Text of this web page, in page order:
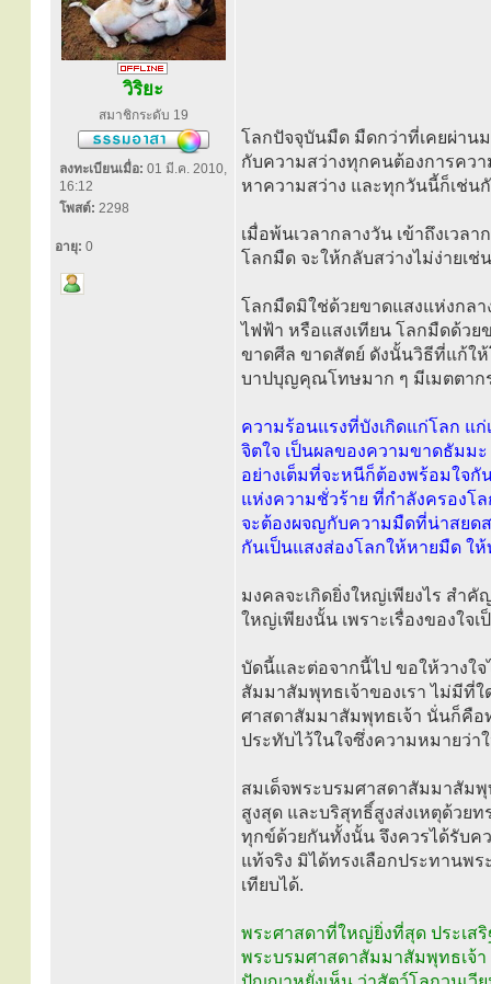
วิริยะ
สมาชิกระดับ 19
ลงทะเบียนเมื่อ: 01 มี.ค. 2010,
16:12
โพสต์: 2298
อายุ: 0
โลกปัจจุบันมืด มืดกว่าที่เคยผ่าน
กับความสว่างทุกคนต้องการคว
หาความสว่าง และทุกวันนี้ก็เช่น
เมื่อพ้นเวลากลางวัน เข้าถึงเว
โลกมืด จะให้กลับสว่างไม่ง่ายเช่
โลกมืดมิใช่ด้วยขาดแสงแห่งกล
ไฟฟ้า หรือแสงเทียน โลกมืดด้ว
ขาดศีล ขาดสัตย์ ดังนั้นวิธีที่แก้ใ
บาปบุญคุณโทษมาก ๆ มีเมตตาก
ความร้อนแรงที่บังเกิดแก่โลก แ
จิตใจ เป็นผลของความขาดธัมม
อย่างเต็มที่จะหนีก็ต้องพร้อมใจ
แห่งความชั่วร้าย ที่กำลังครองโ
จะต้องผจญกับความมืดที่น่าสยด
กันเป็นแสงส่องโลกให้หายมืด ให้
มงคลจะเกิดยิ่งใหญ่เพียงไร สำคั
ใหญ่เพียงนั้น เพราะเรื่องของใ
บัดนี้และต่อจากนี้ไป ขอให้วางใ
สัมมาสัมพุทธเจ้าของเรา ไม่มีที่
ศาสดาสัมมาสัมพุทธเจ้า นั่นก็คื
ประทับไว้ในใจซึ่งความหมายว่า
สมเด็จพระบรมศาสดาสัมมาสัมพุ
สูงสุด และบริสุทธิ์สูงส่งเหตุด้วย
ทุกข์ด้วยกันทั้งนั้น จึงควรได้รับ
แท้จริง มิได้ทรงเลือกประทานพ
เทียบได้.
พระศาสดาที่ใหญ่ยิ่งที่สุด ประเส
พระบรมศาสดาสัมมาสัมพุทธเจ้